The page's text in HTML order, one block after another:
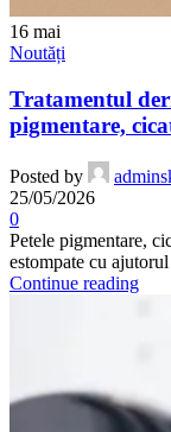
16 mai
Noutăți
Tratamentul
pigmentare,
Posted by
25/05/2026
0
Petele pigmentare,
estompate cu
Continue reading